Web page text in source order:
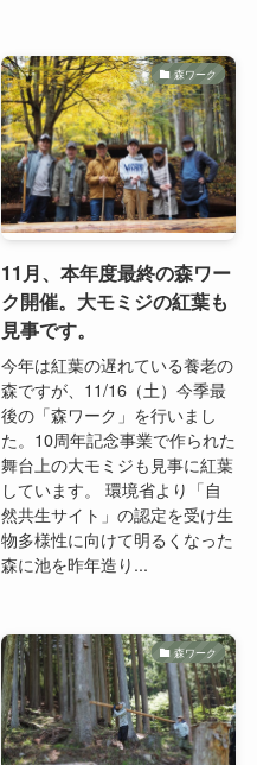
森ワーク
11月、本年度最終の森ワー
ク開催。大モミジの紅葉も
見事です。
今年は紅葉の遅れている養老の
森ですが、11/16（土）今季最
後の「森ワーク」を行いまし
た。10周年記念事業で作られた
舞台上の大モミジも見事に紅葉
しています。 環境省より「自
然共生サイト」の認定を受け生
物多様性に向けて明るくなった
森に池を昨年造り...
森ワーク